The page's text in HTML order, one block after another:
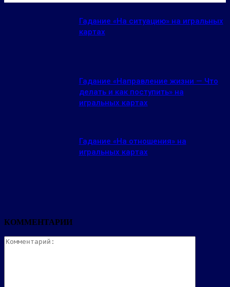
Гадание «На ситуацию» на игральных
картах
Гадание «Направление жизни — Что
делать и как поступить» на
игральных картах
Гадание «На отношения» на
игральных картах
КОММЕНТАРИИ